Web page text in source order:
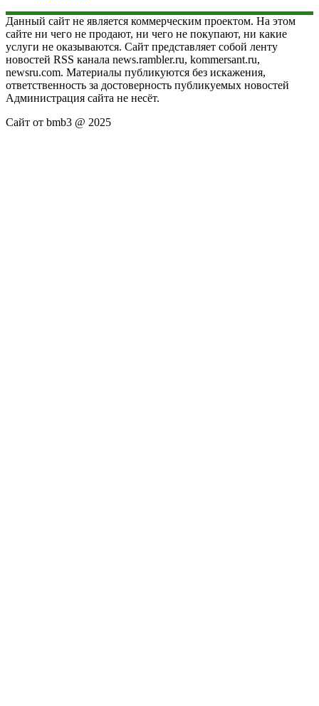
Данный сайт не является коммерческим проектом. На этом
сайте ни чего не продают, ни чего не покупают, ни какие
услуги не оказываются. Сайт представляет собой ленту
новостей RSS канала news.rambler.ru, kommersant.ru,
newsru.com. Материалы публикуются без искажения,
ответственность за достоверность публикуемых новостей
Администрация сайта не несёт.
Сайт от bmb3 @ 2025